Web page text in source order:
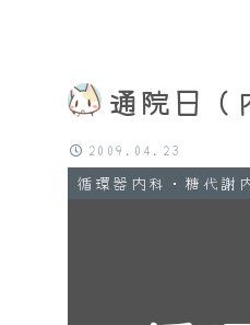
通院日
循環器内科・糖代謝
2009.04.23